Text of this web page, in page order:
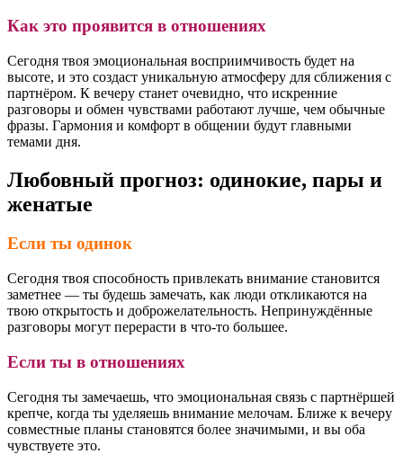
Как это проявится в отношениях
Сегодня твоя эмоциональная восприимчивость будет на
высоте, и это создаст уникальную атмосферу для сближения с
партнёром. К вечеру станет очевидно, что искренние
разговоры и обмен чувствами работают лучше, чем обычные
фразы. Гармония и комфорт в общении будут главными
темами дня.
Любовный прогноз: одинокие, пары и
женатые
Если ты одинок
Сегодня твоя способность привлекать внимание становится
заметнее — ты будешь замечать, как люди откликаются на
твою открытость и доброжелательность. Непринуждённые
разговоры могут перерасти в что-то большее.
Если ты в отношениях
Сегодня ты замечаешь, что эмоциональная связь с партнёршей
крепче, когда ты уделяешь внимание мелочам. Ближе к вечеру
совместные планы становятся более значимыми, и вы оба
чувствуете это.